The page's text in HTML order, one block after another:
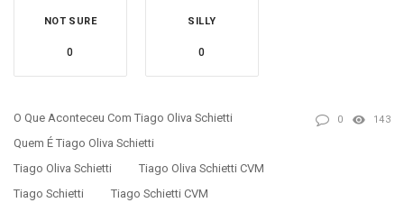
NOT SURE
0
SILLY
0
O Que Aconteceu Com Tiago Oliva Schietti
Quem É Tiago Oliva Schietti
Tiago Oliva Schietti
Tiago Oliva Schietti CVM
Tiago Schietti
Tiago Schietti CVM
0 143